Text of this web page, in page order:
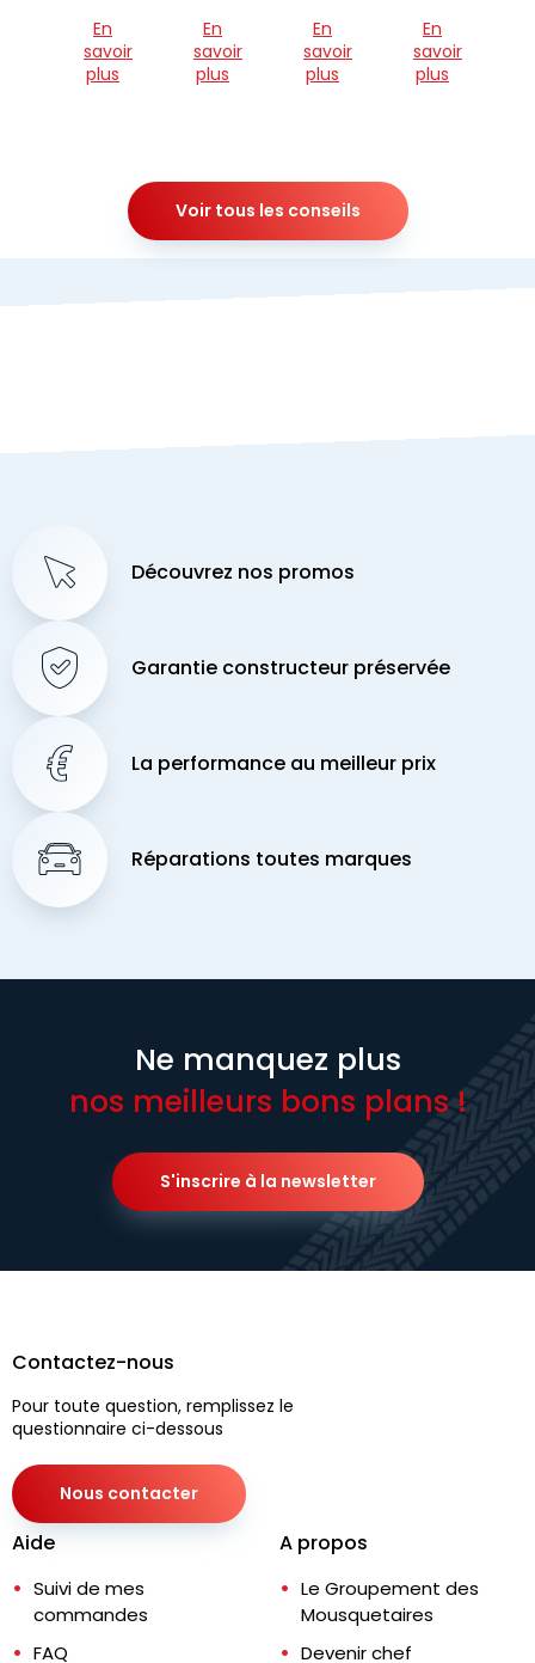
En
savoir
plus
En
savoir
plus
En
savoir
plus
En
savoir
plus
Voir tous les conseils
Découvrez nos promos
Garantie constructeur préservée
La performance au meilleur prix
Réparations toutes marques
Ne manquez plus
nos meilleurs bons plans !
S'inscrire à la newsletter
Contactez-nous
Pour toute question, remplissez le
questionnaire ci-dessous
Nous contacter
Aide
Suivi de mes
commandes
FAQ
A propos
Le Groupement des
Mousquetaires
Devenir chef